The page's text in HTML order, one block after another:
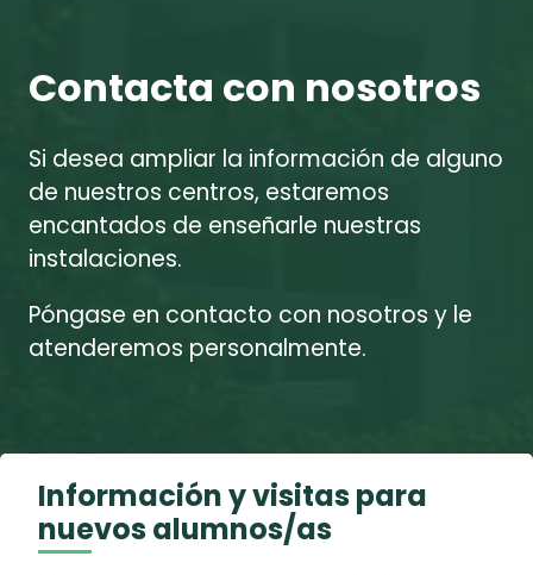
Contacta con nosotros
Si desea ampliar la información de alguno
de nuestros centros, estaremos
encantados de enseñarle nuestras
instalaciones.
Póngase en contacto con nosotros y le
atenderemos personalmente.
Información y visitas para
nuevos alumnos/as